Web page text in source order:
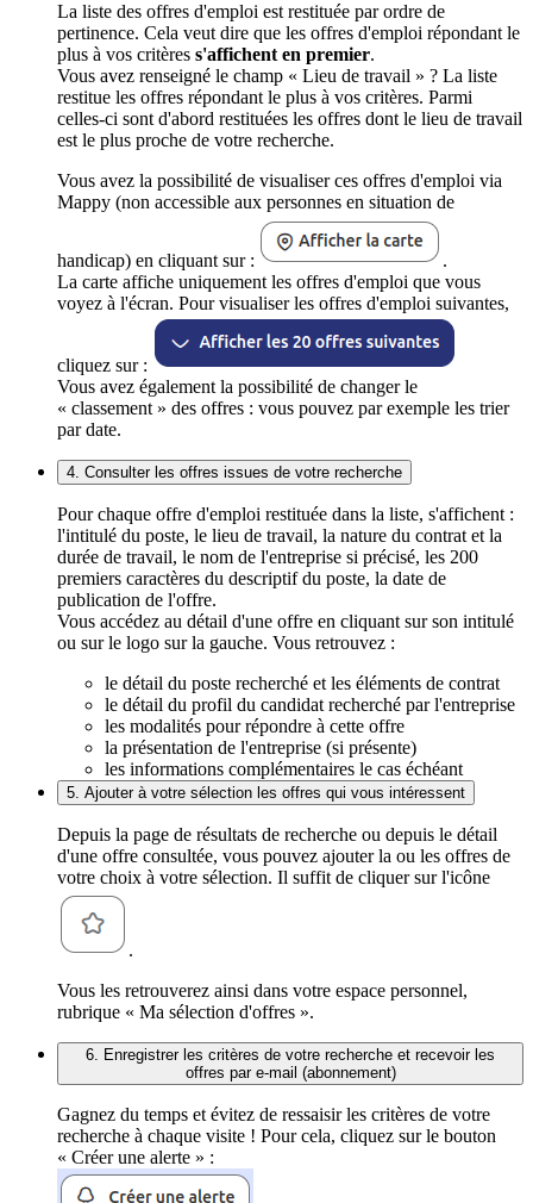
La liste des offres d'emploi est restituée par ordre de
pertinence. Cela veut dire que les offres d'emploi répondant le
plus à vos critères s'affichent en premier.
Vous avez renseigné le champ « Lieu de travail » ? La liste
restitue les offres répondant le plus à vos critères. Parmi
celles-ci sont d'abord restituées les offres dont le lieu de travail
est le plus proche de votre recherche.
Vous avez la possibilité de visualiser ces offres d'emploi via
Mappy (non accessible aux personnes en situation de
handicap) en cliquant sur :
.
La carte affiche uniquement les offres d'emploi que vous
voyez à l'écran. Pour visualiser les offres d'emploi suivantes,
cliquez sur :
Vous avez également la possibilité de changer le
« classement » des offres : vous pouvez par exemple les trier
par date.
4. Consulter les offres issues de votre recherche
Pour chaque offre d'emploi restituée dans la liste, s'affichent :
l'intitulé du poste, le lieu de travail, la nature du contrat et la
durée de travail, le nom de l'entreprise si précisé, les 200
premiers caractères du descriptif du poste, la date de
publication de l'offre.
Vous accédez au détail d'une offre en cliquant sur son intitulé
ou sur le logo sur la gauche. Vous retrouvez :
le détail du poste recherché et les éléments de contrat
le détail du profil du candidat recherché par l'entreprise
les modalités pour répondre à cette offre
la présentation de l'entreprise (si présente)
les informations complémentaires le cas échéant
5. Ajouter à votre sélection les offres qui vous intéressent
Depuis la page de résultats de recherche ou depuis le détail
d'une offre consultée, vous pouvez ajouter la ou les offres de
votre choix à votre sélection. Il suffit de cliquer sur l'icône
.
Vous les retrouverez ainsi dans votre espace personnel,
rubrique « Ma sélection d'offres ».
6. Enregistrer les critères de votre recherche et recevoir les
offres par e-mail (abonnement)
Gagnez du temps et évitez de ressaisir les critères de votre
recherche à chaque visite ! Pour cela, cliquez sur le bouton
« Créer une alerte » :